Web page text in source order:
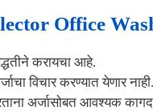
Office
करायचा आहे.
विचार करण्यात येणार नाही.
अर्जासोबत आवश्यक